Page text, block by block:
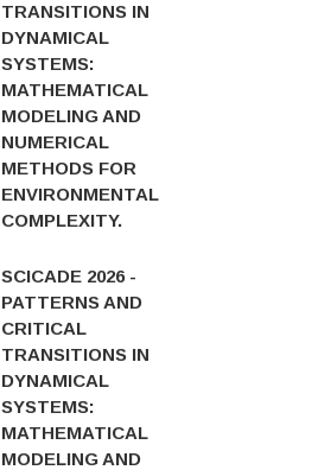
TRANSITIONS IN
DYNAMICAL
SYSTEMS:
MATHEMATICAL
MODELING AND
NUMERICAL
METHODS FOR
ENVIRONMENTAL
COMPLEXITY.
SCICADE 2026 -
PATTERNS AND
CRITICAL
TRANSITIONS IN
DYNAMICAL
SYSTEMS:
MATHEMATICAL
MODELING AND